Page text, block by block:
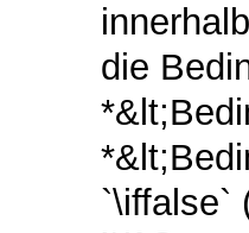
die
`\iffalse`